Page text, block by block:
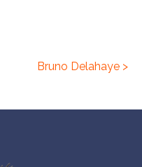
Bruno Delahaye >